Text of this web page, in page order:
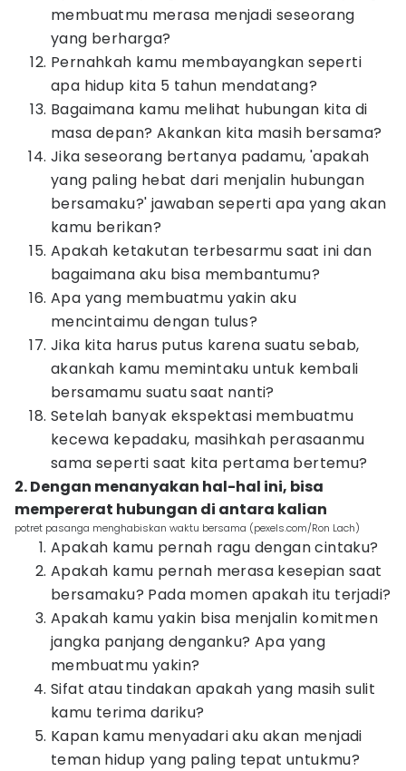
membuatmu merasa menjadi seseorang
yang berharga?
Pernahkah kamu membayangkan seperti
apa hidup kita 5 tahun mendatang?
Bagaimana kamu melihat hubungan kita di
masa depan? Akankan kita masih bersama?
Jika seseorang bertanya padamu, 'apakah
yang paling hebat dari menjalin hubungan
bersamaku?' jawaban seperti apa yang akan
kamu berikan?
Apakah ketakutan terbesarmu saat ini dan
bagaimana aku bisa membantumu?
Apa yang membuatmu yakin aku
mencintaimu dengan tulus?
Jika kita harus putus karena suatu sebab,
akankah kamu memintaku untuk kembali
bersamamu suatu saat nanti?
Setelah banyak ekspektasi membuatmu
kecewa kepadaku, masihkah perasaanmu
sama seperti saat kita pertama bertemu?
2. Dengan menanyakan hal-hal ini, bisa
mempererat hubungan di antara kalian
potret pasanga menghabiskan waktu bersama (pexels.com/Ron Lach)
Apakah kamu pernah ragu dengan cintaku?
Apakah kamu pernah merasa kesepian saat
bersamaku? Pada momen apakah itu terjadi?
Apakah kamu yakin bisa menjalin komitmen
jangka panjang denganku? Apa yang
membuatmu yakin?
Sifat atau tindakan apakah yang masih sulit
kamu terima dariku?
Kapan kamu menyadari aku akan menjadi
teman hidup yang paling tepat untukmu?